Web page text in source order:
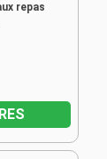
repas